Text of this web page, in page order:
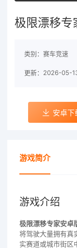
极限漂移专
类别：赛车竞速
更新：2026-05-
安卓下
游戏简介
游戏介绍
极限漂移专家安卓
将驾驶大量拥有真
实赛道或城市街区